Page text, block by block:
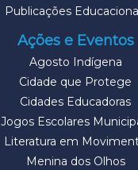
Publicações
Ações e Eventos
Agosto Indígena
Cidade que Protege
Cidades Educadoras
Jogos Escolares
Literatura em
Menina dos Olhos